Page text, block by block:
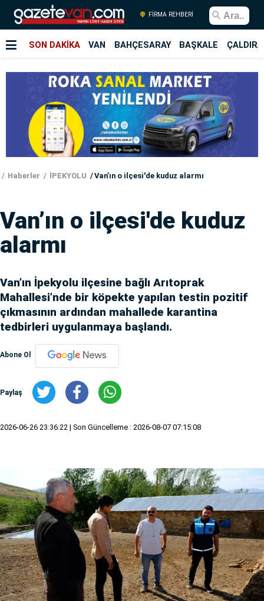
FİRMA REHBERİ
SON DAKİKA VAN BAHÇESARAY BAŞKALE
Haberler İPEKYOLU Van’ın o ilçesi'de kuduz alarmı
Van’ın o ilçesi'de kuduz
alarmı
Van’ın İpekyolu ilçesine bağlı Arıtoprak
Mahallesi’nde bir köpekte yapılan testin pozitif
çıkmasının ardından mahallede karantina
tedbirleri uygulanmaya başlandı.
Abone Ol
Paylaş
2026-06-26 23:36:22 | Son Güncelleme : 2026-08-07 07:15:08